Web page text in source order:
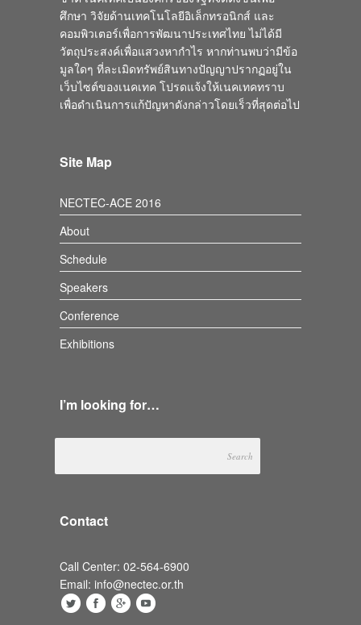
ศึกษา วิจัยด้านเทคโนโลยีอิเล็กทรอนิกส์ และ
คอมพิวเตอร์เพื่อการพัฒนาประเทศไทย ไม่ได้มี
วัตถุประสงค์เพื่อแสวงหากำไร หากท่านพบว่ามีข้อ
มูลใดๆ ที่ละเมิดทรัพย์สินทางปัญญาปรากฏอยู่ใน
เว็บไซต์ของเนคเทค โปรดแจ้งให้เนคเทคทราบ
เพื่อดำเนินการแก้ปัญหาดังกล่าวโดยเร็วที่สุดต่อไป
Site Map
NECTEC-ACE 2016
About
Schedule
Speakers
Conference
Exhibitions
I’m looking for…
Contact
Call Center: 02-564-6900
Email: info@nectec.or.th